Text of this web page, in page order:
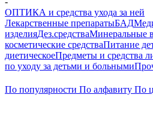
ОПТИКА и средства ухода за ней
Лекарственные препаратыБАД
изделияДез.средстваМинеральные
косметические средстваПитание
диетическоеПредметы и средства
по уходу за детьми и больными
По популярности По алфавиту По